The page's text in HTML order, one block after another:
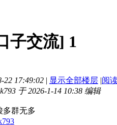
子交流] 1
22 17:49:02 | 显示全部楼层 |阅
于 2026-1-14 10:38 编辑
多群无多